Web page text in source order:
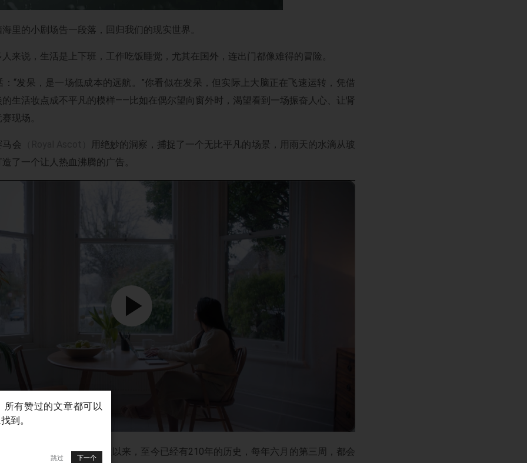
里的小剧场告一段落，回归我们的现实世界。
来说，生活是上下班，工作吃饭睡觉，尤其在国外，连出门都像难得的冒险。
“发呆，是一场低成本的远航。”你看似在发呆，但实际上大脑正在飞速运转，凭借
生活妆点成不平凡的模样——比如在偶尔望向窗外时，渴望看到一场振奋人心、让肾
现场。
会
用绝妙的洞察，捕捉了一个无比平凡的场景，用雨天的水滴从玻
了一个让人热血沸腾的广告。
从1807年起创立以来，至今已经有210年的历史，每年六月的第三周，都会
跳过 下一个